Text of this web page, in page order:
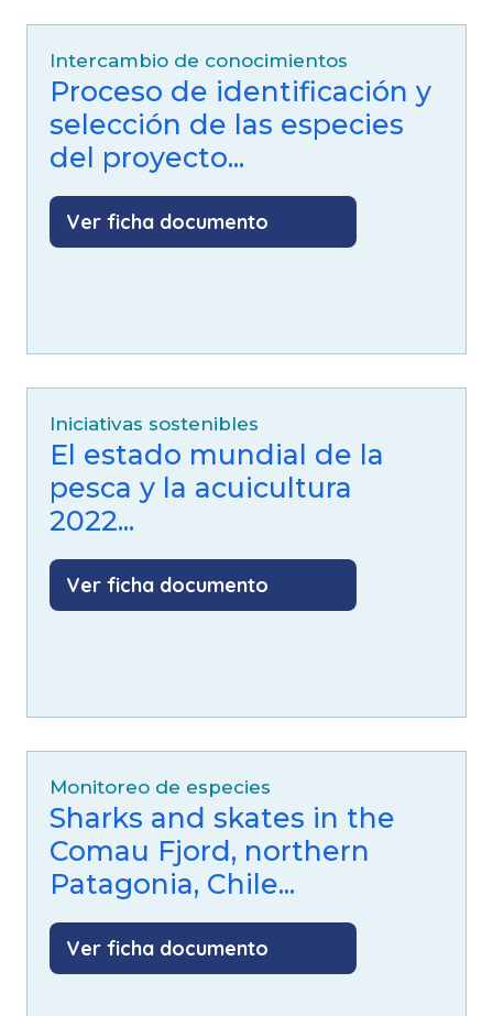
Intercambio de conocimientos
Proceso de identificación y
selección de las especies
del proyecto...
Ver ficha documento
Iniciativas sostenibles
El estado mundial de la
pesca y la acuicultura
2022...
Ver ficha documento
Monitoreo de especies
Sharks and skates in the
Comau Fjord, northern
Patagonia, Chile...
Ver ficha documento